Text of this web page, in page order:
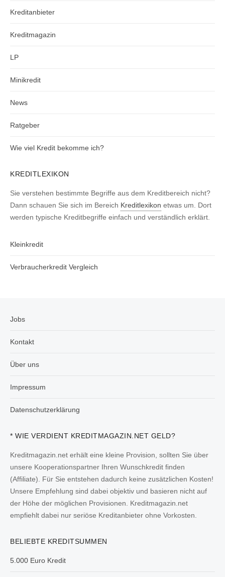
Kreditanbieter
Kreditmagazin
LP
Minikredit
News
Ratgeber
Wie viel Kredit bekomme ich?
KREDITLEXIKON
Sie verstehen bestimmte Begriffe aus dem Kreditbereich nicht?
Dann schauen Sie sich im Bereich Kreditlexikon etwas um. Dort
werden typische Kreditbegriffe einfach und verständlich erklärt.
Kleinkredit
Verbraucherkredit Vergleich
Jobs
Kontakt
Über uns
Impressum
Datenschutzerklärung
* WIE VERDIENT KREDITMAGAZIN.NET GELD?
Kreditmagazin.net erhält eine kleine Provision, sollten Sie über
unsere Kooperationspartner Ihren Wunschkredit finden
(Affiliate). Für Sie entstehen dadurch keine zusätzlichen Kosten!
Unsere Empfehlung sind dabei objektiv und basieren nicht auf
der Höhe der möglichen Provisionen. Kreditmagazin.net
empfiehlt dabei nur seriöse Kreditanbieter ohne Vorkosten.
BELIEBTE KREDITSUMMEN
5.000 Euro Kredit